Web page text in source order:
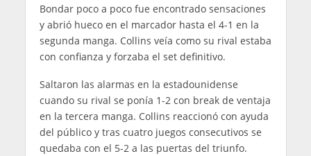
Bondar poco a poco fue encontrado sensaciones
y abrió hueco en el marcador hasta el 4-1 en la
segunda manga. Collins veía como su rival estaba
con confianza y forzaba el set definitivo.
Saltaron las alarmas en la estadounidense
cuando su rival se ponía 1-2 con break de ventaja
en la tercera manga. Collins reaccionó con ayuda
del público y tras cuatro juegos consecutivos se
quedaba con el 5-2 a las puertas del triunfo.